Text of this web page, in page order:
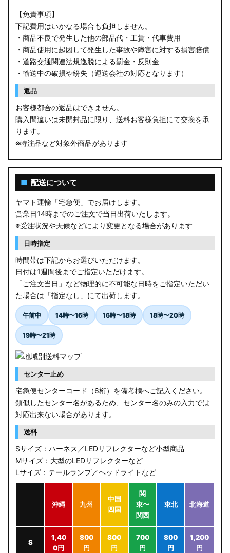
【免責事項】
下記費用はいかなる場合も負担しません。
・商品不良で発生した他の部品代・工賃・代車費用
・商品使用に起因して発生した事故や障害に対する損害賠償
・道路交通関連法規逸脱による罰金・反則金
・輸送中の破損や紛失（運送会社の対応となります）
返品
お客様都合の返品はできません。
購入間違いは未開封品に限り、送料お客様負担にて交換を承
ります。
※特注品など対象外商品があります
■ 配送について
ヤマト運輸「宅急便」でお届けします。
営業日14時までのご注文で当日出荷いたします。
※受注状況や天候などにより変更となる場合があります
日時指定
時間帯は下記からお選びいただけます。
日付は1週間後までご指定いただけます。
「ご注文当日」など物理的に不可能な日時をご指定いただい
た場合は「指定なし」にて出荷します。
午前中 14時〜16時 16時〜18時 18時〜20時
19時〜21時
センター止め
宅急便センターコード（6桁）を備考欄へご記入ください。
類似したセンター名があるため、センター名のみの入力では
対応出来ない場合があります。
送料
Sサイズ：ハーネス／LEDリフレクターなど小型商品
Mサイズ：大型のLEDリフレクターなど
Lサイズ：テールランプ／ヘッドライトなど
沖縄 九州
中国
四国
関
東〜
関西
東北 北海道
S
1,40
0円
800
円
800
円
700
円
800
円
1,200
円